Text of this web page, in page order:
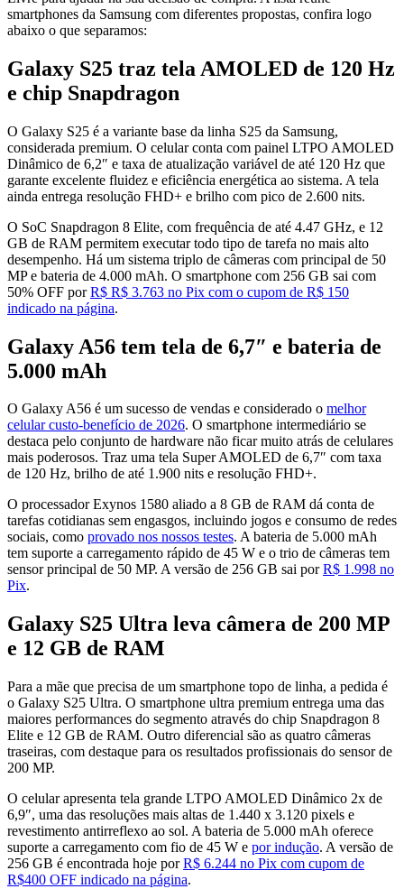
smartphones da Samsung com diferentes propostas, confira logo
abaixo o que separamos:
Galaxy S25 traz tela AMOLED de 120 Hz
e chip Snapdragon
O Galaxy S25 é a variante base da linha S25 da Samsung,
considerada premium. O celular conta com painel LTPO AMOLED
Dinâmico de 6,2″ e taxa de atualização variável de até 120 Hz que
garante excelente fluidez e eficiência energética ao sistema. A tela
ainda entrega resolução FHD+ e brilho com pico de 2.600 nits.
O SoC Snapdragon 8 Elite, com frequência de até 4.47 GHz, e 12
GB de RAM permitem executar todo tipo de tarefa no mais alto
desempenho. Há um sistema triplo de câmeras com principal de 50
MP e bateria de 4.000 mAh. O smartphone com 256 GB sai com
50% OFF porR$ R$ 3.763 no Pix com o cupom de R$ 150
indicado na página.
Galaxy A56 tem tela de 6,7″ e bateria de
5.000 mAh
O Galaxy A56 é um sucesso de vendas e considerado o melhor
celular custo-benefício de 2026. O smartphone intermediário se
destaca pelo conjunto de hardware não ficar muito atrás de celulares
mais poderosos. Traz uma tela Super AMOLED de 6,7″ com taxa
de 120 Hz, brilho de até 1.900 nits e resolução FHD+.
O processador Exynos 1580 aliado a 8 GB de RAM dá conta de
tarefas cotidianas sem engasgos, incluindo jogos e consumo de redes
sociais, como provado nos nossos testes. A bateria de 5.000 mAh
tem suporte a carregamento rápido de 45 W e o trio de câmeras tem
sensor principal de 50 MP. A versão de 256 GB sai porR$ 1.998 no
Pix.
Galaxy S25 Ultra leva câmera de 200 MP
e 12 GB de RAM
Para a mãe que precisa de um smartphone topo de linha, a pedida é
o Galaxy S25 Ultra. O smartphone ultra premium entrega uma das
maiores performances do segmento através do chip Snapdragon 8
Elite e 12 GB de RAM. Outro diferencial são as quatro câmeras
traseiras, com destaque para os resultados profissionais do sensor de
200 MP.
O celular apresenta tela grande LTPO AMOLED Dinâmico 2x de
6,9″, uma das resoluções mais altas de 1.440 x 3.120 pixels e
revestimento antirreflexo ao sol. A bateria de 5.000 mAh oferece
suporte a carregamento com fio de 45 W e por indução. A versão de
256 GB é encontrada hoje porR$ 6.244 no Pix com cupom de
R$400 OFF indicado na página.